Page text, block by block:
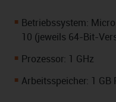
Betriebssystem:
10 (jeweils 64-Bit-
Prozessor: 1 GHz
Arbeitsspeicher: 1 GB